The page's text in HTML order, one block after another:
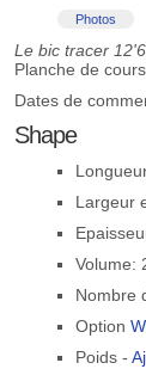
Photos
Le bic tracer
Planche de
Dates de
Shape
Largeur
Volume:
Nombre
Option
Poids -